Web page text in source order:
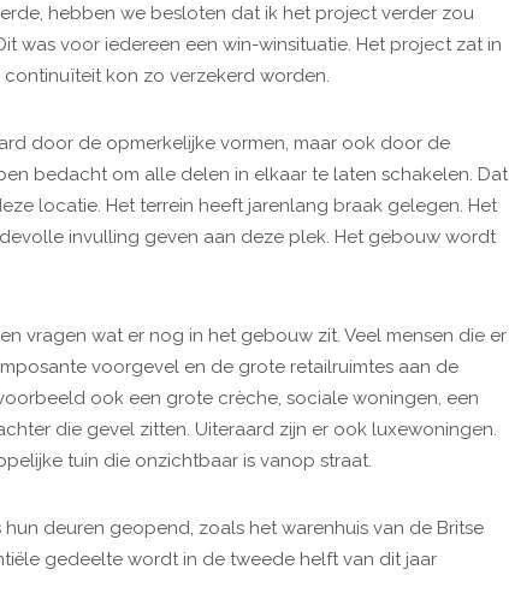
hebben we besloten dat ik het project verder zou
was voor iedereen een win-winsituatie. Het project zat in
kon zo verzekerd worden.
door de opmerkelijke vormen, maar ook door de
bedacht om alle delen in elkaar te laten schakelen. Dat
locatie. Het terrein heeft jarenlang braak gelegen. Het
invulling geven aan deze plek. Het gebouw wordt
vragen wat er nog in het gebouw zit. Veel mensen die er
voorgevel en de grote retailruimtes aan de
ook een grote crèche, sociale woningen, een
die gevel zitten. Uiteraard zijn er ook luxewoningen.
tuin die onzichtbaar is vanop straat.
deuren geopend, zoals het warenhuis van de Britse
gedeelte wordt in de tweede helft van dit jaar